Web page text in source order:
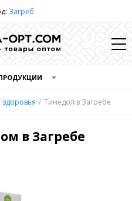
Загреб
Тинедол в Загребе
в Загребе